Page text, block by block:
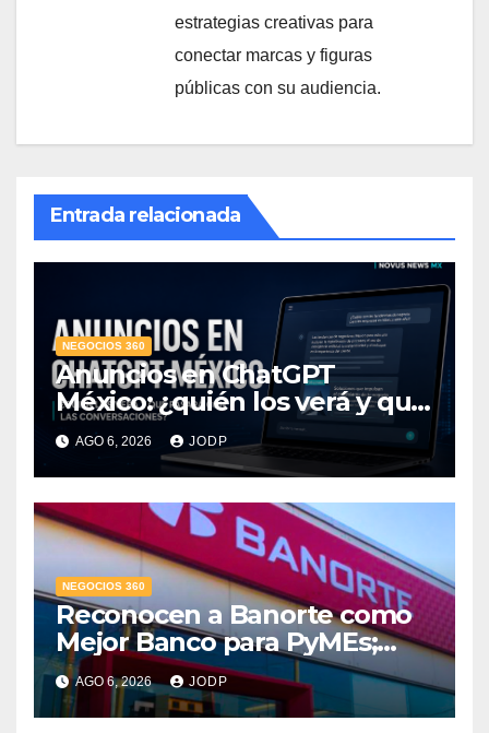
estrategias creativas para
conectar marcas y figuras
públicas con su audiencia.
Entrada relacionada
NEGOCIOS 360
Anuncios en ChatGPT
México: ¿quién los verá y qué
pasará con las
conversaciones?
AGO 6, 2026 JODP
NEGOCIOS 360
Reconocen a Banorte como
Mejor Banco para PyMEs;
supera 14% del mercado
crediticio
AGO 6, 2026 JODP